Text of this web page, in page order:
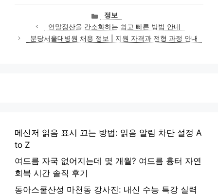
카
테
고
리
정보
연말정산을 간소화하는 쉽고 빠른 방법 안내
분당서울대병원 채용 정보 | 지원 자격과 전형 과정 안내
메신저 읽음 표시 끄는 방법: 읽음 알림 차단 설정 A
to Z
여드름 자국 없어지는데 몇 개월? 여드름 흉터 자연
회복 시간 솔직 후기
동아스쿨산성 마천동 강사진: 내신 수능 특강 실력